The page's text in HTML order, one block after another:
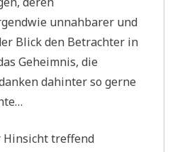
unnahbarer und
Blick den Betrachter in
Geheimnis, die
dahinter so gerne
Hinsicht treffend